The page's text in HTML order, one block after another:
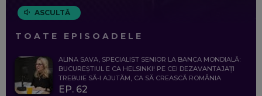
ASCULTĂ
TOATE EPISOADELE
ALINA SAVA, SPECIALIST SENIOR LA BANCA MONDIALĂ:
BUCUREȘTIUL E CA HELSINKI! PE CEI DEZAVANTAJAȚI
TREBUIE SĂ-I AJUTĂM, CA SĂ CREASCĂ ROMÂNIA
EP. 62